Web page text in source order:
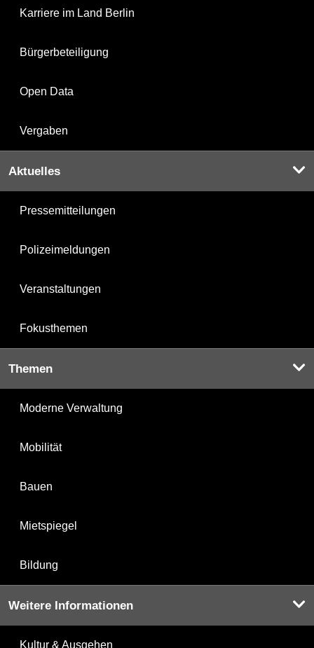
Karriere im Land Berlin
Bürgerbeteiligung
Open Data
Vergaben
Aktuelles
Pressemitteilungen
Polizeimeldungen
Veranstaltungen
Fokusthemen
Themen
Moderne Verwaltung
Mobilität
Bauen
Mietspiegel
Bildung
Weitere Informationen
Kultur & Ausgehen